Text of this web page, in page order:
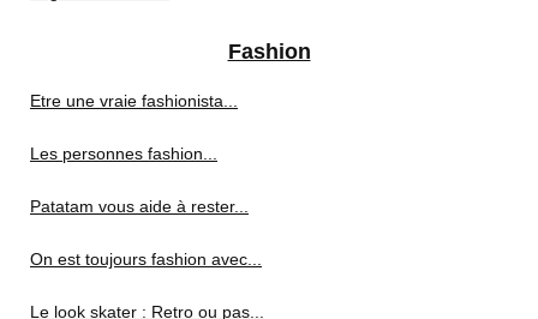
Fashion
Etre une vraie fashionista...
Les personnes fashion...
Patatam vous aide à rester...
On est toujours fashion avec...
Le look skater : Retro ou pas...